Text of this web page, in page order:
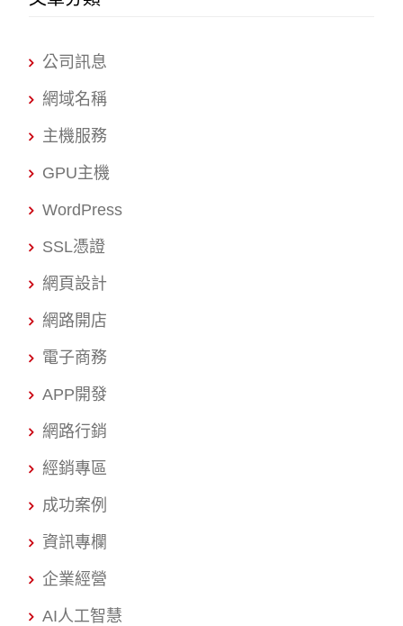
公司訊息
網域名稱
主機服務
GPU主機
WordPress
SSL憑證
網頁設計
網路開店
電子商務
APP開發
網路行銷
經銷專區
成功案例
資訊專欄
企業經營
AI人工智慧